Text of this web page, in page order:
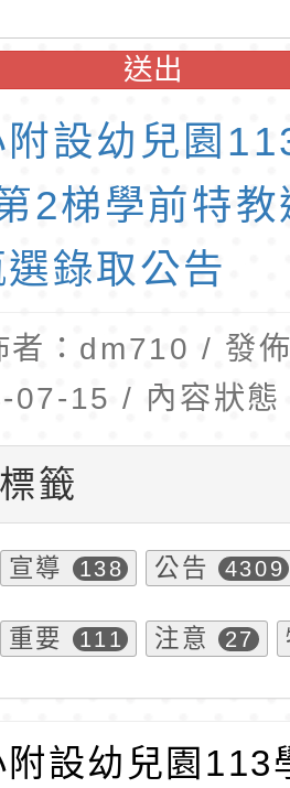
桃園區農業
食農教育專
」，歡迎已
員資格者報
-桃園市桃
學年度「
甄選
送出
設幼兒園
2梯學前特
錄取公告
者：dm710 / 發
07-15 / 內容狀態
籤
宣導 138 公告 4309
重要 111 注意 27
附設幼兒園113